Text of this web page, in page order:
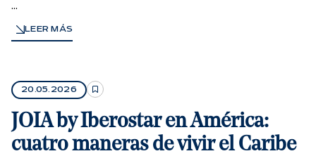
...
LEER MÁS
20.05.2026
JOIA by Iberostar en América:
cuatro maneras de vivir el Caribe